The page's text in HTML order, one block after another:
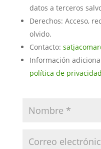
datos a terceros
Derechos: Acceso,
olvido.
Contacto:
Información
política de privacidad